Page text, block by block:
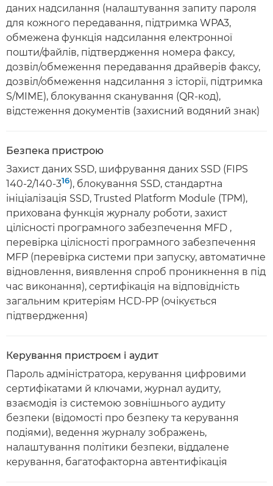
даних надсилання (налаштування запиту пароля
для кожного передавання, підтримка WPA3,
обмежена функція надсилання електронної
пошти/файлів, підтвердження номера факсу,
дозвіл/обмеження передавання драйверів факсу,
дозвіл/обмеження надсилання з історії, підтримка
S/MIME), блокування сканування (QR-код),
відстеження документів (захисний водяний знак)
Безпека пристрою
Захист даних SSD, шифрування даних SSD (FIPS
140-2/140-316), блокування SSD, стандартна
ініціалізація SSD, Trusted Platform Module (TPM),
прихована функція журналу роботи, захист
цілісності програмного забезпечення MFD ,
перевірка цілісності програмного забезпечення
MFP (перевірка системи при запуску, автоматичне
відновлення, виявлення спроб проникнення в під
час виконання), сертифікація на відповідність
загальним критеріям HCD-PP (очікується
підтвердження)
Керування пристроєм і аудит
Пароль адміністратора, керування цифровими
сертифікатами й ключами, журнал аудиту,
взаємодія із системою зовнішнього аудиту
безпеки (відомості про безпеку та керування
подіями), ведення журналу зображень,
налаштування політики безпеки, віддалене
керування, багатофакторна автентифікація